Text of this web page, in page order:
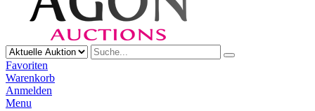
Favoriten
Warenkorb
Anmelden
Menu